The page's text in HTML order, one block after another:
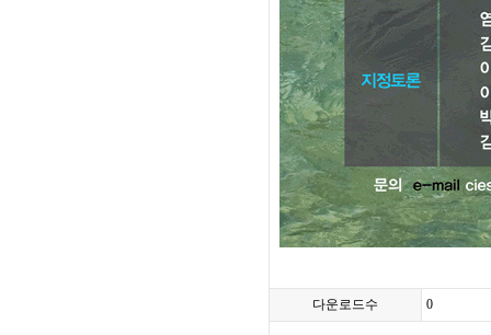
다운로드수 0